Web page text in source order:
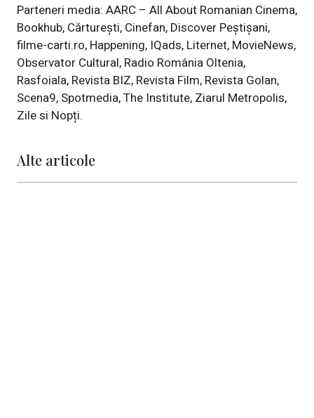
Alte articole
Parteneri media: AARC – All About Romanian Cinema,
Bookhub, Cărturești, Cinefan, Discover Peștișani,
filme-carti.ro, Happening, IQads, Liternet, MovieNews,
Observator Cultural, Radio România Oltenia,
Rasfoiala, Revista BIZ, Revista Film, Revista Golan,
Scena9, Spotmedia,The Institute, Ziarul Metropolis,
Zile si Nopți.